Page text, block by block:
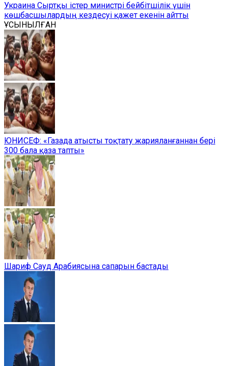
Украина Сыртқы істер министрі бейбітшілік үшін
көшбасшылардың кездесуі қажет екенін айтты
ҰСЫНЫЛҒАН
ЮНИСЕФ: «Газада атысты тоқтату жарияланғаннан бері
300 бала қаза тапты»
Шариф Сауд Арабиясына сапарын бастады